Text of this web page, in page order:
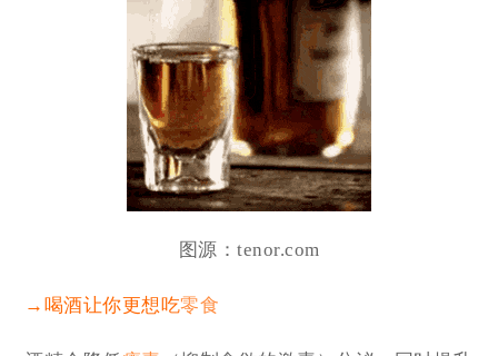
图源：tenor.com
→喝酒让你更想吃零食